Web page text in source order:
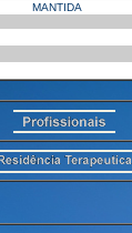
MANTIDA